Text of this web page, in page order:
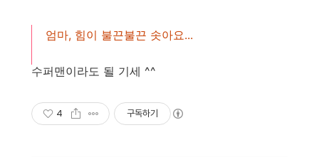
엄마, 힘이 불끈불끈 솟아요...
수퍼맨이라도 될 기세 ^^
4 구독하기